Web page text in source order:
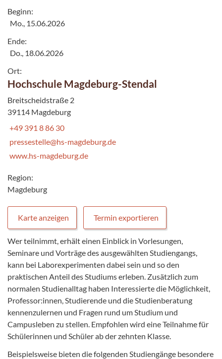
Beginn:
Mo., 15.06.2026
Ende:
Do., 18.06.2026
Ort:
Hochschule Magdeburg-Stendal
Breitscheidstraße 2
39114 Magdeburg
+49 391 8 86 30
pressestelle@hs-magdeburg.de
www.hs-magdeburg.de
Region:
Magdeburg
Karte anzeigen Termin exportieren
Wer teilnimmt, erhält einen Einblick in Vorlesungen,
Seminare und Vorträge des ausgewählten Studiengangs,
kann bei Laborexperimenten dabei sein und so den
praktischen Anteil des Studiums erleben. Zusätzlich zum
normalen Studienalltag haben Interessierte die Möglichkeit,
Professor:innen, Studierende und die Studienberatung
kennenzulernen und Fragen rund um Studium und
Campusleben zu stellen. Empfohlen wird eine Teilnahme für
Schülerinnen und Schüler ab der zehnten Klasse.
Beispielsweise bieten die folgenden Studiengänge besondere